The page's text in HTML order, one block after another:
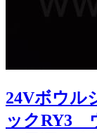
24Vボウル
ックRY3